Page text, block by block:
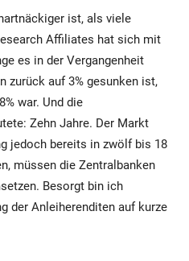
ist, als viele
Affiliates hat sich mit
es in der Vergangenheit
zurück auf 3% gesunken ist,
war. Und die
Zehn Jahre. Der Markt
jedoch bereits in zwölf bis 18
müssen die Zentralbanken
Besorgt bin ich
der Anleiherenditen auf kurze